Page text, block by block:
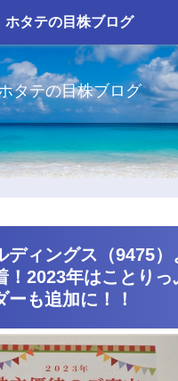
タテの目株ブログ
ディングス（9475）
！2023年はことりっ
ーも追加に！！
ホタテの目株ブログ